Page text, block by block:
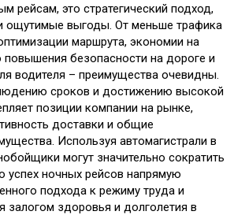
рейсам, это стратегический подход,
ощутимые выгоды. От меньше трафика
маршрута, экономии на
повышения безопасности на дороге и
водителя – преимущества очевидны.
сроков и достижению высокой
позиции компании на рынке,
доставки и общие
Используя автомагистрали в
могут значительно сократить
успех ночных рейсов напрямую
подхода к режиму труда и
залогом здоровья и долголетия в